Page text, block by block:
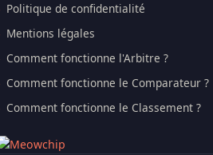
Politique de confidentialité
Mentions légales
Comment fonctionne l'Arbitre ?
Comment fonctionne le Comparateur ?
Comment fonctionne le Classement ?